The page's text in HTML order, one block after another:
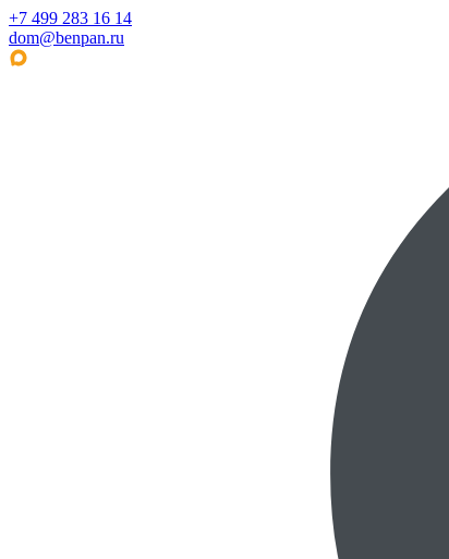
+7 499 283 16 14
dom@benpan.ru